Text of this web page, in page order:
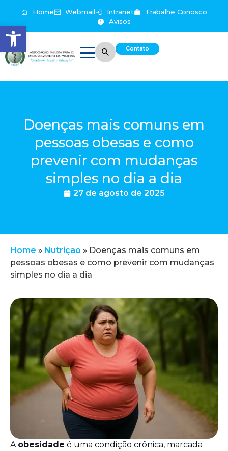
Abrir a barra de ferramentas
Home Webmail Intranet
Trabalhe Conosco
Avisos
Contato
Doenças mais comuns em
pessoas obesas e como
prevenir com mudanças
simples no dia a dia
27 de agosto de 2025
Home » Nutrição » Doenças mais comuns em
pessoas obesas e como prevenir com mudanças
simples no dia a dia
A obesidade é uma condição crônica, marcada